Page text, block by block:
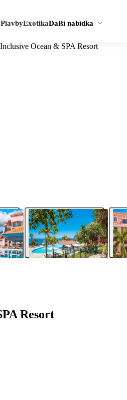
PlavbyExotikaDalší nabídka
Ocean & SPA Resort
Resort